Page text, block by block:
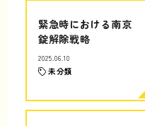
緊急時における南京
錠解除戦略
2025.06.10
未分類